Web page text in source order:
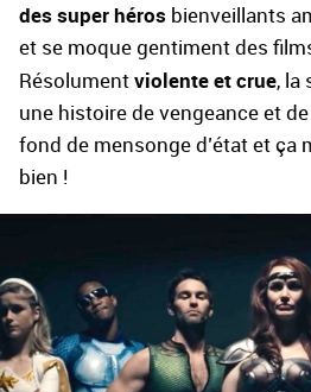
des super héros bienveillants
et se moque gentiment des
Résolument violente et crue, la
une histoire de vengeance et
fond de mensonge d’état et ça
bien !